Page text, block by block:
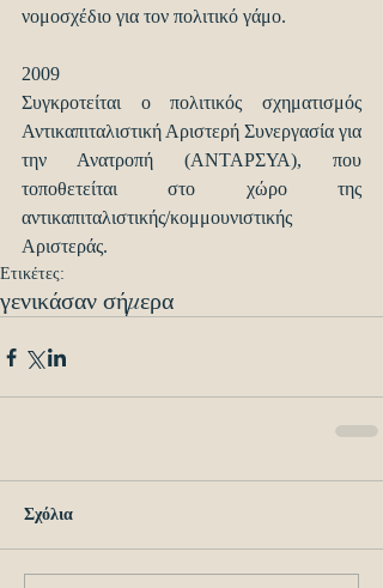
νομοσχέδιο για τον πολιτικό γάμο.
2009
Συγκροτείται ο πολιτικός σχηματισμός
Αντικαπιταλιστική Αριστερή Συνεργασία για
την Ανατροπή (ΑΝΤΑΡΣΥΑ), που
τοποθετείται στο χώρο της
αντικαπιταλιστικής/κομμουνιστικής
Αριστεράς.
Ετικέτες:
γενικάσαν σήμερα
Σχόλια